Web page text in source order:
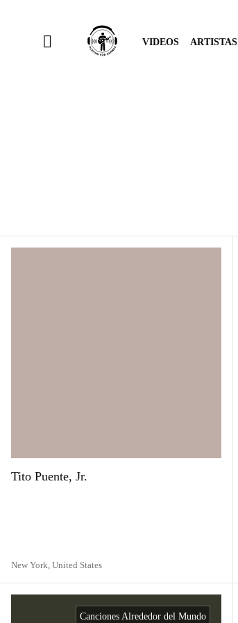
VIDEOS ARTISTAS
Tito Puente, Jr.
New York, United States
Canciones Alrededor del Mundo